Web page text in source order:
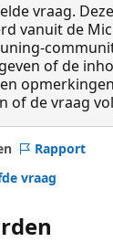
vraag.
vanuit de
of de
of de vraag
Rapport
vraag